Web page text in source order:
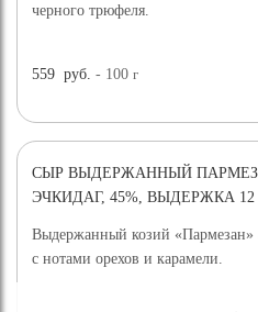
черного трюфеля.
559 руб. - 100г
СЫР ВЫДЕРЖАННЫЙ
ЭЧКИДАГ, 45%, ВЫДЕРЖКА 12
Выдержанный козий
с нотами орехов и карамели.